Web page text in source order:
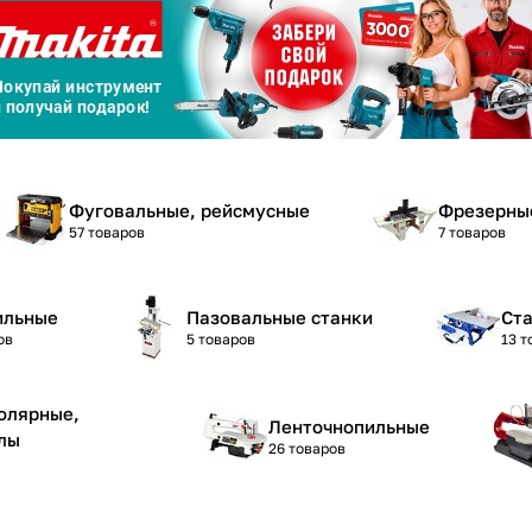
Фуговальные, рейсмусные
57 товаров 7 товаров
Пазовальные станки
5 товаров 13
Ленточнопильные
26 товаров
График платежей
25%
Добавляйте товарыв корзину
Оплачивайте сегодня только
% картой любого банка